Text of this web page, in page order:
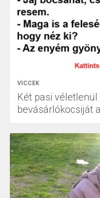
VICCEK
Két pasi
bevásárlókocsiját